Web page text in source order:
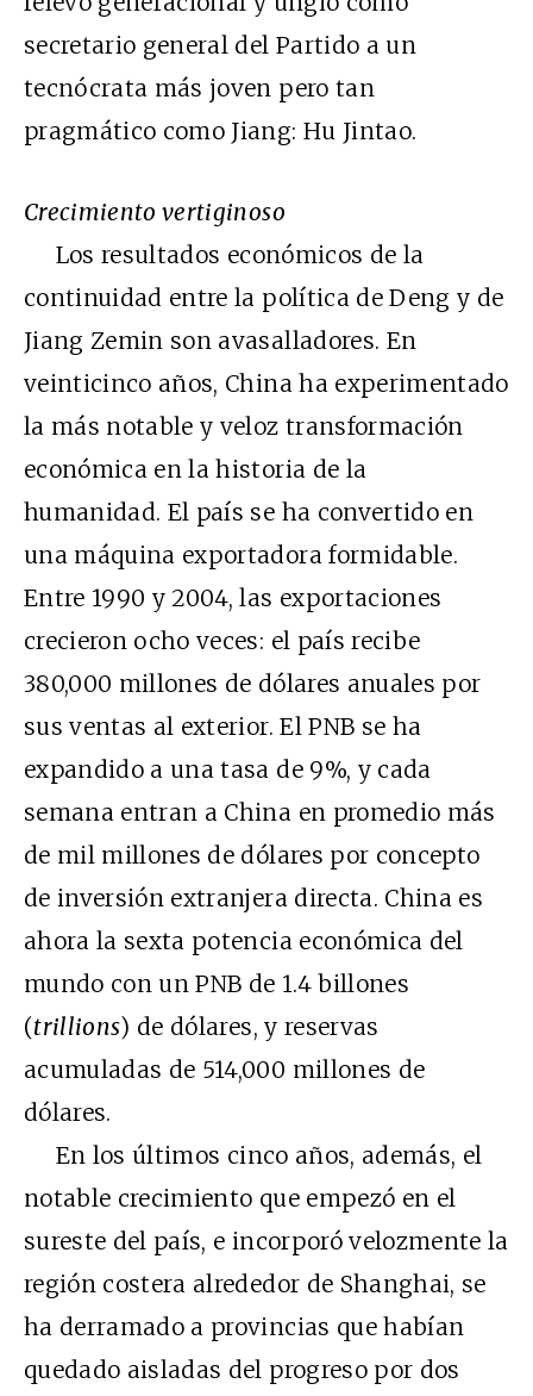
secretario general del Partido a un
tecnócrata más joven pero tan
pragmático como Jiang: Hu Jintao.
Crecimiento vertiginoso
Los resultados económicos de la
continuidad entre la política de Deng y de
Jiang Zemin son avasalladores. En
veinticinco años, China ha experimentado
la más notable y veloz transformación
económica en la historia de la
humanidad. El país se ha convertido en
una máquina exportadora formidable.
Entre 1990 y 2004, las exportaciones
crecieron ocho veces: el país recibe
380,000 millones de dólares anuales por
sus ventas al exterior. El PNB se ha
expandido a una tasa de 9%, y cada
semana entran a China en promedio más
de mil millones de dólares por concepto
de inversión extranjera directa. China es
ahora la sexta potencia económica del
mundo con un PNB de 1.4 billones
(trillions) de dólares, y reservas
acumuladas de 514,000 millones de
dólares.
En los últimos cinco años, además, el
notable crecimiento que empezó en el
sureste del país, e incorporó velozmente la
región costera alrededor de Shanghai, se
ha derramado a provincias que habían
quedado aisladas del progreso por dos